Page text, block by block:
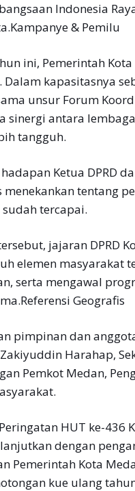
Indonesia
& Pemilu
ini, Pemerintah
Dalam kapasitasnya
unsur Forum
sinergi antara
tangguh.
Ketua DPRD
menekankan tentang
tercapai.
jajaran DPRD
elemen masyarakat
serta mengawal
Geografis
pimpinan dan
Harahap,
Pemkot Medan,
HUT ke-
dengan
Pemerintah Kota
kue ulang